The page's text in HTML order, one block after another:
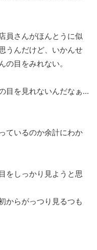
員さんがほんとうに似
うんだけど、いかんせ
の目をみれない。
目を見れないんだなぁ…
ているのか余計にわか
をしっかり見ようと思
からがっつり見るつも